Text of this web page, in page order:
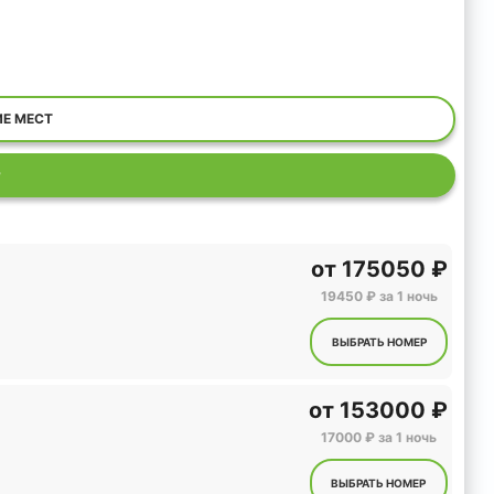
МЕСТ
от175050 ₽
19450 ₽ за 1 ночь
ВЫБРАТЬ НОМЕР
от 153000 ₽
17000 ₽ за 1 ночь
ВЫБРАТЬ НОМЕР